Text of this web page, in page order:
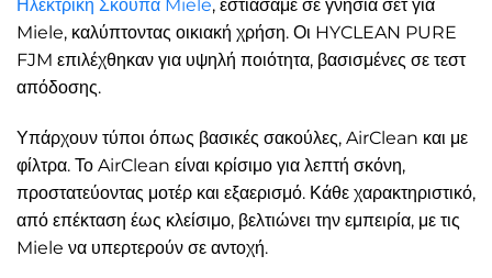
Ηλεκτρική Σκούπα Miele, εστιάσαμε σε γνήσια σετ για
Miele, καλύπτοντας οικιακή χρήση. Οι HYCLEAN PURE
FJM επιλέχθηκαν για υψηλή ποιότητα, βασισμένες σε τεστ
απόδοσης.
Υπάρχουν τύποι όπως βασικές σακούλες, AirClean και με
φίλτρα. Το AirClean είναι κρίσιμο για λεπτή σκόνη,
προστατεύοντας μοτέρ και εξαερισμό. Κάθε χαρακτηριστικό,
από επέκταση έως κλείσιμο, βελτιώνει την εμπειρία, με τις
Miele να υπερτερούν σε αντοχή.